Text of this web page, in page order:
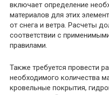
включает определение
материалов для этих
от снега и ветра. Расчеты
соответствии с
правилами.
Также требуется провести
необходимого количества
кровельные покрытия,